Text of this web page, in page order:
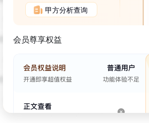
甲方分析查询
会员尊享权益